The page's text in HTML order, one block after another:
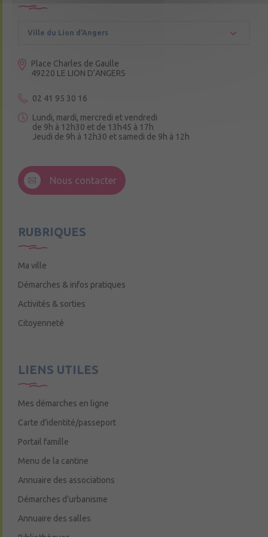
Ville du Lion d’Angers
Place Charles de Gaulle
49220 LE LION D’ANGERS
02 41 95 30 16
Lundi, mardi, mercredi et vendredi
de 9h à 12h30 et de 13h45 à 17h
Jeudi de 9h à 12h30 et samedi de 9h à 12h
49220 Andigné
Nous contacter
RUBRIQUES
Ma ville
Démarches & infos pratiques
Activités & sorties
Citoyenneté
LIENS UTILES
Mes démarches en ligne
Carte d’identité/passeport
Portail famille
Menu de la cantine
Annuaire des associations
Démarches d’urbanisme
Annuaire des salles